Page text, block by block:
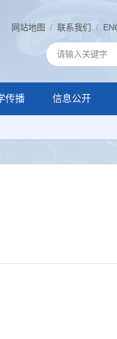
网站地图 / 联系我们 /
传播 信息公开